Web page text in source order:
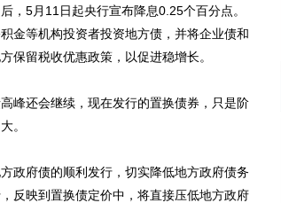
5月11日起央行宣布降息0.25个百分点。
金等机构投资者投资地方债，并将企业债和
保留税收优惠政策，以促进稳增长。
还会继续，现在发行的置换债券，只是阶
。
府债的顺利发行，切实降低地方政府债务
反映到置换债定价中，将直接压低地方政府